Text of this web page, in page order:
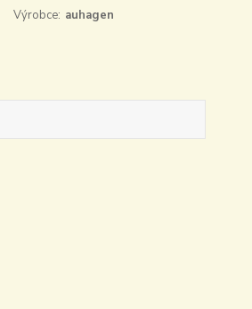
Výrobce: auhagen